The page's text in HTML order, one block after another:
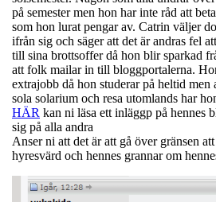
på semester men hon har inte råd att
som hon lurat pengar av. Catrin väljer
ifrån sig och säger att det är andras fel
till sina brottsoffer då hon blir sparkad
att folk mailar in till bloggportalerna.
extrajobb då hon studerar på heltid men
sola solarium och resa utomlands har
HÄR kan ni läsa ett inläggp på hennes
sig på alla andra
Anser ni att det är att gå över gränsen
hyresvärd och hennes grannar om